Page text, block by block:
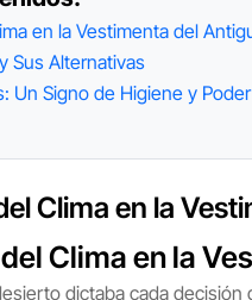
en la Vestimenta del
Sus Alternativas
Un Signo de Higiene y Poder
Clima en la
Clima en la
dictaba cada